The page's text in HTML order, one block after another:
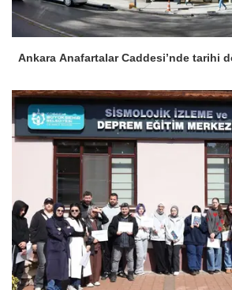
Ankara Anafartalar Caddesi’nde tarihi